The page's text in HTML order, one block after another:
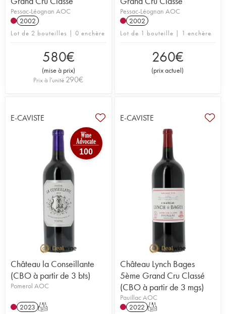
Pessac-Léognan AOC
2002
Lot de 2 bouteilles | 0 enchère
580€
(mise à prix)
Prix à l'unité 290€
Pessac-Léognan AOC
2002
Lot de 1 bouteille | 1 enchère
260€
(prix actuel)
E-CAVISTE
100
Château la Conseillante
(CBO à partir de 3 bts)
Pomerol AOC
2023 T
E-CAVISTE
Château Lynch Bages
5ème Grand Cru Classé
(CBO à partir de 3 mgs)
Pauillac AOC
2022 T